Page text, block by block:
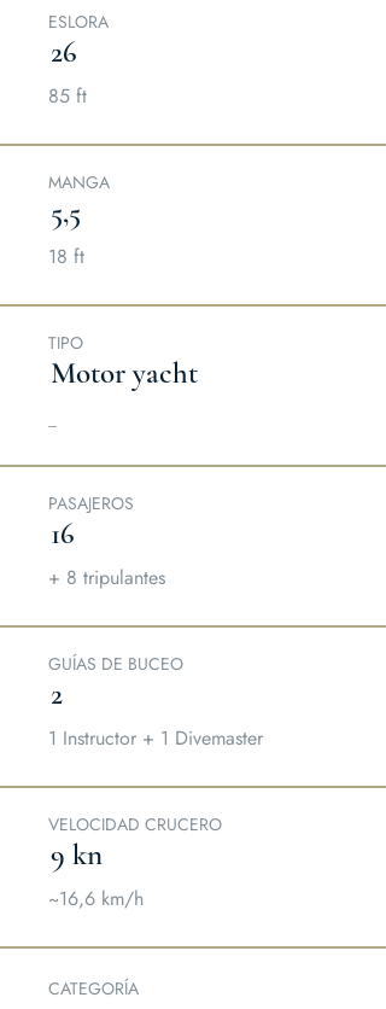
ESLORA
26
85 ft
MANGA
5,5
18 ft
TIPO
Motor yacht
PASAJEROS
16
+ 8 tripulantes
GUÍAS DE BUCEO
2
1 Instructor + 1 Divemaster
VELOCIDAD CRUCERO
9 kn
~16,6 km/h
CATEGORÍA